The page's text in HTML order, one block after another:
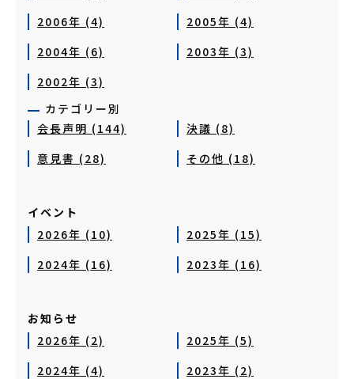
2006年 (4)
2005年 (4)
2004年 (6)
2003年 (3)
2002年 (3)
カテゴリー別
会長声明 (144)
決議 (8)
意見書 (28)
その他 (18)
イベント
2026年 (10)
2025年 (15)
2024年 (16)
2023年 (16)
お知らせ
2026年 (2)
2025年 (5)
2024年 (4)
2023年 (2)